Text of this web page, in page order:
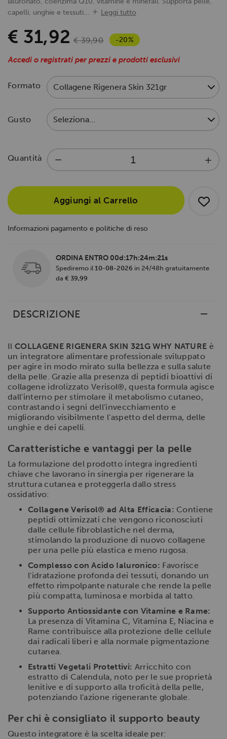
capelli, unghie e tessuti...
Leggi tutto
€ 31,92 € 39,90 -20%
Accedi o registrati per prezzi e prodotti esclusivi
Formato
Gusto
Quantità
Aggiungi al Carrello
Informazioni pagamento e politiche di reso
ORDINA ENTRO 00d:17h:24m:20s
Spediremo il 10-08-2026 in 24/48h gratuitamente
da € 39,99
DESCRIZIONE
Il COLLAGENE RIGENERA SKIN 321G WHY NATURE è
un integratore alimentare professionale sviluppato
per agire in modo mirato sulla bellezza e sulla salute
della pelle. Grazie alla presenza di peptidi bioattivi di
collagene idrolizzato Verisol®, questa formula agisce
dall'interno per stimolare il metabolismo cutaneo,
contrastando i segni dell'invecchiamento e
migliorando visibilmente l'aspetto del derma, delle
unghie e dei capelli.
Caratteristiche e vantaggi per la pelle
La formulazione del prodotto integra ingredienti
chiave che lavorano in sinergia per rigenerare la
struttura cutanea e proteggerla dallo stress
ossidativo:
Collagene Verisol® ad Alta Efficacia: Contiene
peptidi ottimizzati che vengono riconosciuti
dalle cellule fibroblastiche nel derma,
stimolando la produzione di nuovo collagene
per una pelle più elastica e meno rugosa.
Complesso con Acido Ialuronico: Favorisce
l'idratazione profonda dei tessuti, donando un
effetto rimpolpante naturale che rende la pelle
più compatta, luminosa e morbida al tatto.
Supporto Antiossidante con Vitamine e Rame:
La presenza di Vitamina C, Vitamina E, Niacina e
Rame contribuisce alla protezione delle cellule
dai radicali liberi e alla normale pigmentazione
cutanea.
Estratti Vegetali Protettivi: Arricchito con
estratto di Calendula, noto per le sue proprietà
lenitive e di supporto alla troficità della pelle,
potenziando l'azione rigenerante globale.
Per chi è consigliato il supporto beauty
Questo integratore è la scelta ideale per: